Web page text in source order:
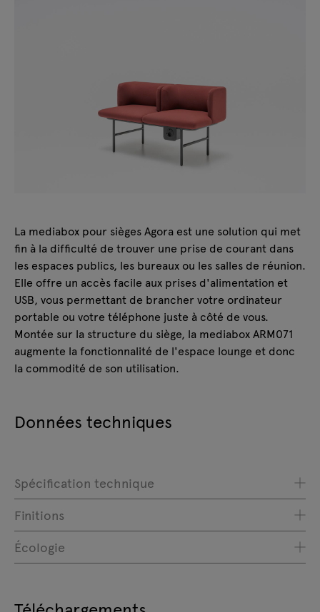
La mediabox pour sièges Agora est une solution qui met
fin à la difficulté de trouver une prise de courant dans
les espaces publics, les bureaux ou les salles de réunion.
Elle offre un accès facile aux prises d'alimentation et
USB, vous permettant de brancher votre ordinateur
portable ou votre téléphone juste à côté de vous.
Montée sur la structure du siège, la mediabox ARM071
augmente la fonctionnalité de l'espace lounge et donc
la commodité de son utilisation.
Données techniques
Spécification technique
Finitions
Écologie